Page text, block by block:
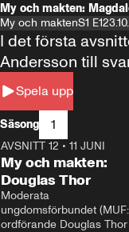
My och makten:
My och maktenS1 E1
Spela upp
I det första
Andersson till
Säsong 1
AVSNITT 12 • 11 JUNI
My och makten:
Douglas Thor
Moderata
ungdomsförbundet
ordförande Douglas Thor